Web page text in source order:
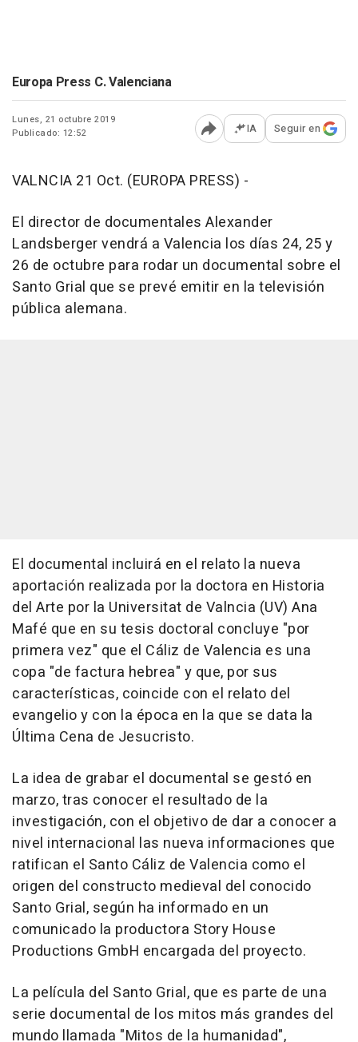
Europa Press C. Valenciana
Lunes, 21 octubre 2019
Publicado: 12:52
Abrir opciones para
IA Seguir en
VALNCIA 21 Oct. (EUROPA PRESS) -
El director de documentales Alexander
Landsberger vendrá a Valencia los días 24, 25 y
26 de octubre para rodar un documental sobre el
Santo Grial que se prevé emitir en la televisión
pública alemana.
El documental incluirá en el relato la nueva
aportación realizada por la doctora en Historia
del Arte por la Universitat de Valncia (UV) Ana
Mafé que en su tesis doctoral concluye "por
primera vez" que el Cáliz de Valencia es una
copa "de factura hebrea" y que, por sus
características, coincide con el relato del
evangelio y con la época en la que se data la
Última Cena de Jesucristo.
La idea de grabar el documental se gestó en
marzo, tras conocer el resultado de la
investigación, con el objetivo de dar a conocer a
nivel internacional las nueva informaciones que
ratifican el Santo Cáliz de Valencia como el
origen del constructo medieval del conocido
Santo Grial, según ha informado en un
comunicado la productora Story House
Productions GmbH encargada del proyecto.
La película del Santo Grial, que es parte de una
serie documental de los mitos más grandes del
mundo llamada "Mitos de la humanidad",